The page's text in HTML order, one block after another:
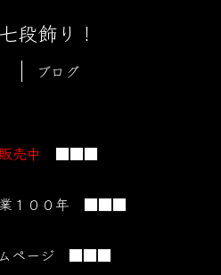
段飾り！
ブログ
売中 ■■■
１００年 ■■■
ページ ■■■